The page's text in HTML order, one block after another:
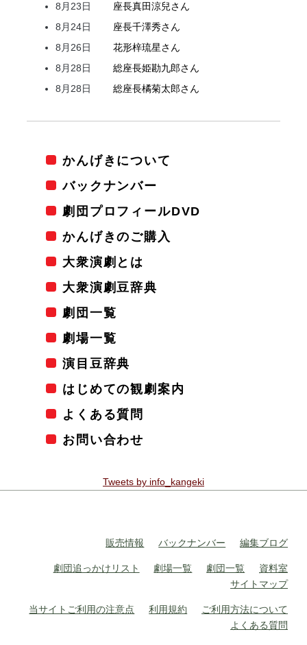
8月23日
座長真田涼兒さん
8月24日
座長千澤秀さん
8月26日
花形梓琉星さん
8月28日
総座長姫勘九郎さん
8月28日
総座長橘菊太郎さん
かんげきについて
バックナンバー
劇団プロフィールDVD
かんげきのご購入
大衆演劇とは
大衆演劇豆辞典
劇団一覧
劇場一覧
演目豆辞典
はじめての観劇案内
よくある質問
お問い合わせ
Tweets by info_kangeki
販売情報 バックナンバー 編集ブログ
劇団追っかけリスト 劇場一覧 劇団一覧
資料室
サイトマップ
当サイトご利用の注意点 利用規約
ご利用方法について
よくある質問